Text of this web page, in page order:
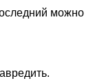
можно